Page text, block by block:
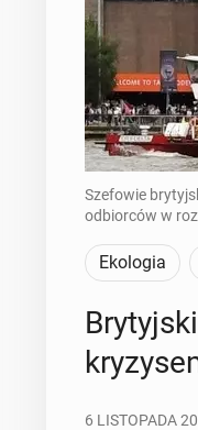
Szefowie
odbiorców w
Ekologia
6 LISTOPADA